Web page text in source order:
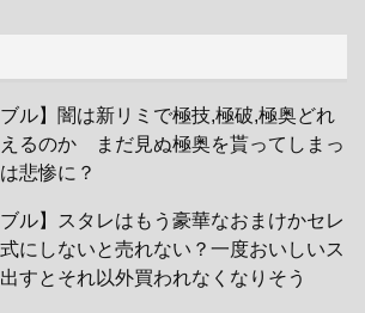
ブル】闇は新リミで極技,極破,極奥どれ
るのか まだ見ぬ極奥を貰ってしまっ
悲惨に？
ブル】スタレはもう豪華なおまけかセレ
にしないと売れない？一度おいしいス
すとそれ以外買われなくなりそう